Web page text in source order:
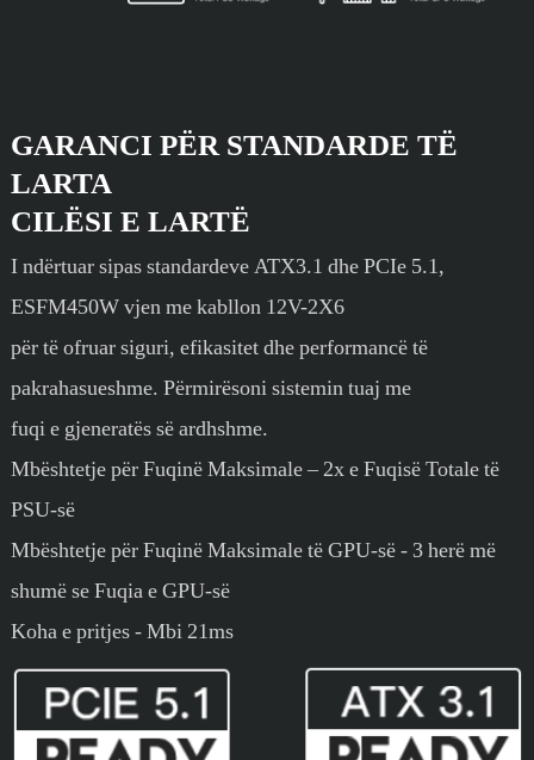
GARANCI PËR STANDARDE TË
LARTA
CILËSI E LARTË
I ndërtuar sipas standardeve ATX3.1 dhe PCIe 5.1,
ESFM450W vjen me kabllon 12V-2X6
për të ofruar siguri, efikasitet dhe performancë të
pakrahasueshme. Përmirësoni sistemin tuaj me
fuqi e gjeneratës së ardhshme.
Mbështetje për Fuqinë Maksimale – 2x e Fuqisë Totale të
PSU-së
Mbështetje për Fuqinë Maksimale të GPU-së - 3 herë më
shumë se Fuqia e GPU-së
Koha e pritjes - Mbi 21ms